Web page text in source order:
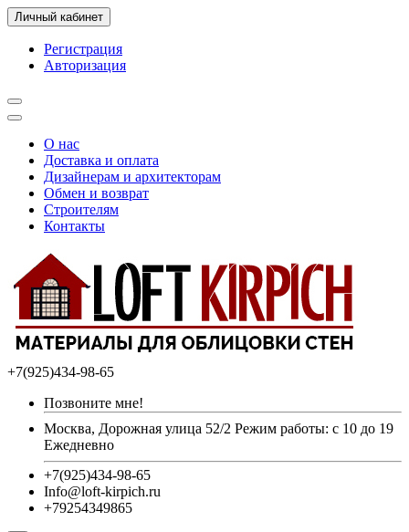
Личный кабинет
Регистрация
Авторизация
О нас
Доставка и оплата
Дизайнерам и архитекторам
Обмен и возврат
Строителям
Контакты
+7(925)434-98-65
Позвоните мне!
Москва, Дорожная улица 52/2 Режим работы: с 10 до 19
Ежедневно
+7(925)434-98-65
Info@loft-kirpich.ru
+79254349865